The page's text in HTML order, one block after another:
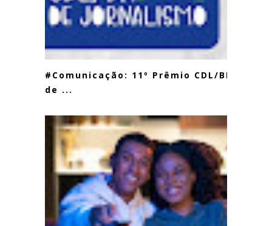
#Comunicação: 11º Prêmio CDL/BH
de ...